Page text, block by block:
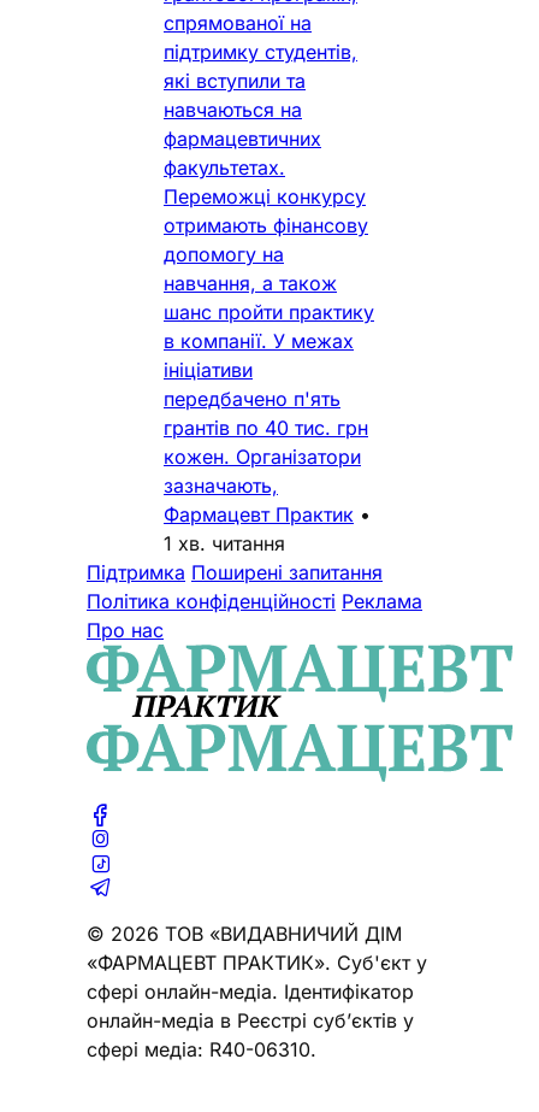
спрямованої на
підтримку студентів,
які вступили та
навчаються на
фармацевтичних
факультетах.
Переможці конкурсу
отримають фінансову
допомогу на
навчання, а також
шанс пройти практику
в компанії. У межах
ініціативи
передбачено п'ять
грантів по 40 тис. грн
кожен. Організатори
зазначають,
Фармацевт Практик •
1 хв. читання
Підтримка Поширені запитання
Політика конфіденційності Реклама
Про нас
© 2026 ТОВ «ВИДАВНИЧИЙ ДІМ
«ФАРМАЦЕВТ ПРАКТИК». Cуб'єкт у
сфері онлайн-медіа. Ідентифікатор
онлайн-медіа в Реєстрі суб’єктів у
сфері медіа: R40-06310.